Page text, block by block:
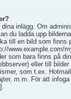
inlägg. Om
du ladda upp
till en bild som finns
www.example.com/
som bara finns på
eller till
som t.ex.
m.m. För att